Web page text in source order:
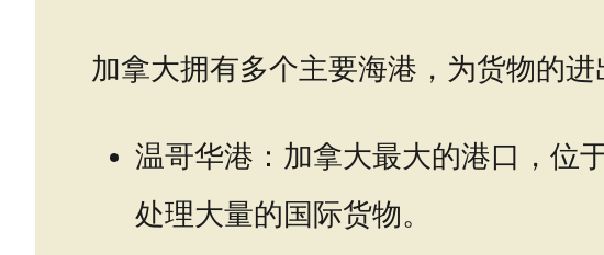
加拿大拥有多个主要海港，为货物的进
温哥华港：加拿大最大的港口，位
处理大量的国际货物。